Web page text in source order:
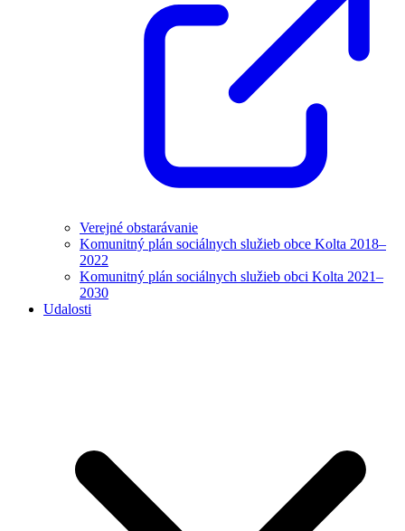
Verejné obstarávanie
Komunitný plán sociálnych služieb obce Kolta 2018–
2022
Komunitný plán sociálnych služieb obci Kolta 2021–
2030
Udalosti